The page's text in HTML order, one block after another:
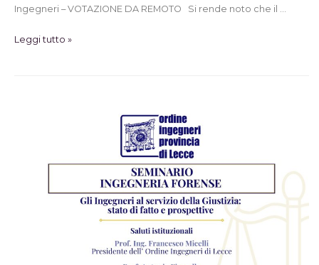
Ingegneri – VOTAZIONE DA REMOTO Si rende noto che il …
Leggi tutto »